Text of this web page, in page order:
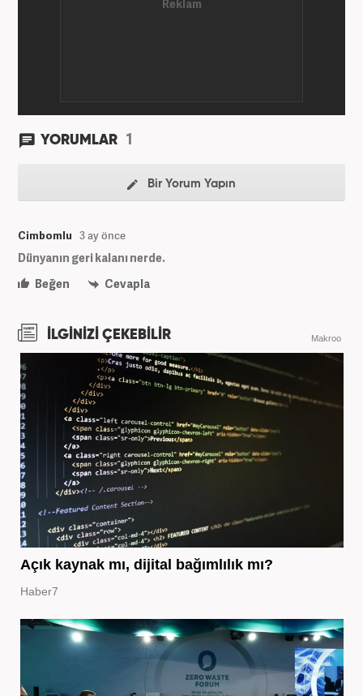
YORUMLAR 1
Bir Yorum Yapın
Cimbomlu 3 ay önce
Dünyanın geri kalanı nerde.
Beğen
Cevapla
İLGİNİZİ ÇEKEBİLİR Makroo
Açık kaynak mı, dijital bağımlılık mı?
Haber7